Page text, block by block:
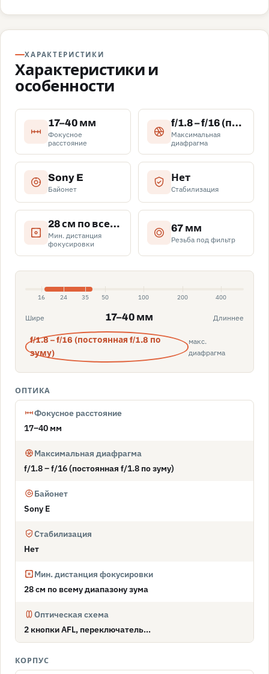
ХАРАКТЕРИСТИКИ
Характеристики и
особенности
17–40 мм
Фокусное
расстояние
f/1.8 – f/16 (постоянная f/1.8 по зуму)
Максимальная
диафрагма
Sony E
Байонет
Нет
Стабилизация
28 см по всему диапазону зума
Мин. дистанция
фокусировки
67 мм
Резьба под фильтр
16 24 35 50 100 200 400
Шире 17–40 мм Длиннее
f/1.8 – f/16 (постоянная f/1.8 по
зуму)
макс.
диафрагма
ОПТИКА
Фокусное расстояние
17–40 мм
Максимальная диафрагма
f/1.8 – f/16 (постоянная f/1.8 по зуму)
Байонет
Sony E
Стабилизация
Нет
Мин. дистанция фокусировки
28 см по всему диапазону зума
Оптическая схема
2 кнопки AFL, переключатель...
КОРПУС